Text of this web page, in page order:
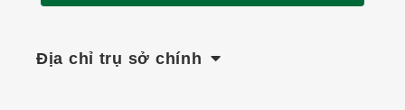
Địa chỉ trụ sở chính